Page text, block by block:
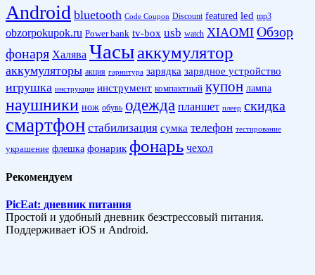
Android bluetooth Code Coupon Discount featured led mp3
obzorpokupok.ru Power bank tv-box usb watch XIAOMI Обзор
фонаря Халява Часыаккумулятор
аккумуляторы акция гарнитура зарядка зарядное устройство
игрушка инструкция инструмент компактный купон лампа
наушники нож обувь одежда планшет плеер скидка
смартфон стабилизация сумка телефон тестирование
украшение флешка фонарик фонарь чехол
Рекомендуем
PicEat: дневник питания
Простой и удобный дневник безстрессовый питания.
Поддерживает iOS и Android.